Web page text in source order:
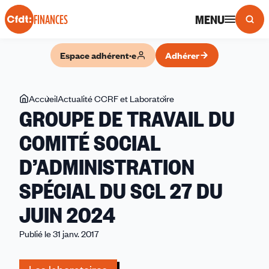
Panneau de gestion des cookies
FINANCES MENU
Espace adhérent·e Adhérer
Vous
êtes
ici
AccueilActualité CCRF et Laboratoire
DE
COMITÉ
SOCIAL
D’ADMINISTRATION
GROUPE DE TRAVAIL DU
COMITÉ SOCIAL
D’ADMINISTRATION
SPÉCIAL DU SCL 27 DU
JUIN 2024
Publié le 31 janv. 2017